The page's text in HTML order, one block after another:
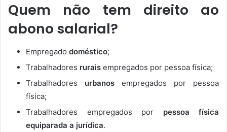
Quem não tem direito ao
abono salarial?
Empregado doméstico;
Trabalhadores rurais empregados por pessoa física;
Trabalhadores urbanos empregados por pessoa
física;
Trabalhadores empregados por pessoa física
equiparada a jurídica.